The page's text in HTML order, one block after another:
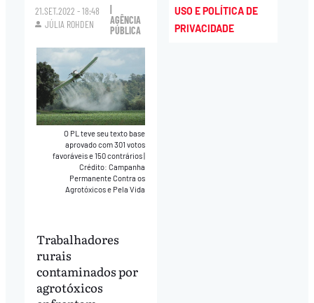
21.SET.2022 - 18:48
JÚLIA ROHDEN
AGÊNCIA
PÚBLICA
O PL teve seu texto base
aprovado com 301 votos
favoráveis e 150 contrários
Crédito: Campanha
Permanente Contra os
Agrotóxicos e Pela Vida
Trabalhadores
rurais
contaminados por
agrotóxicos
USO E POLÍTICA DE
PRIVACIDADE